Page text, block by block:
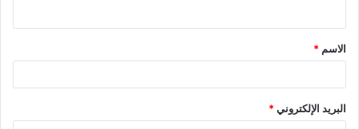
ق
*
الاسم *
البريد الإلكتروني*